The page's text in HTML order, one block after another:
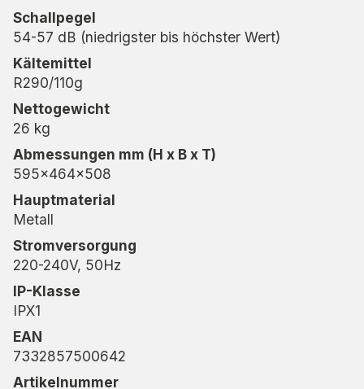
Schallpegel
54-57 dB (niedrigster bis höchster Wert)
Kältemittel
R290/110g
Nettogewicht
26 kg
Abmessungen mm (H x B x T)
595x464x508
Hauptmaterial
Metall
Stromversorgung
220-240V, 50Hz
IP-Klasse
IPX1
EAN
7332857500642
Artikelnummer